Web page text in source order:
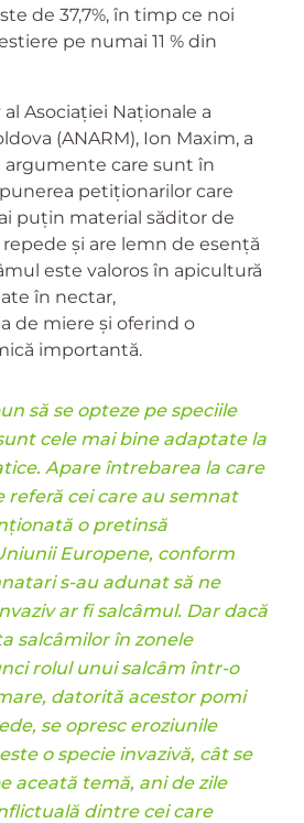
de 37,7%, în timp ce noi
pe numai 11 % din
Asociației Naționale a
(ANARM), Ion Maxim, a
care sunt în
petiționarilor care
puțin material săditor de
și are lemn de esență
este valoros în apicultură
în nectar,
de miere și oferind o
importantă.
să se opteze pe speciile
cele mai bine adaptate la
Apare întrebarea la care
referă cei care au semnat
o pretinsă
Europene, conform
s-au adunat să ne
ar fi salcâmul. Dar dacă
salcâmilor în zonele
rolul unui salcâm într-o
datorită acestor pomi
se opresc eroziunile
o specie invazivă, cât se
aceată temă, ani de zile
dintre cei care